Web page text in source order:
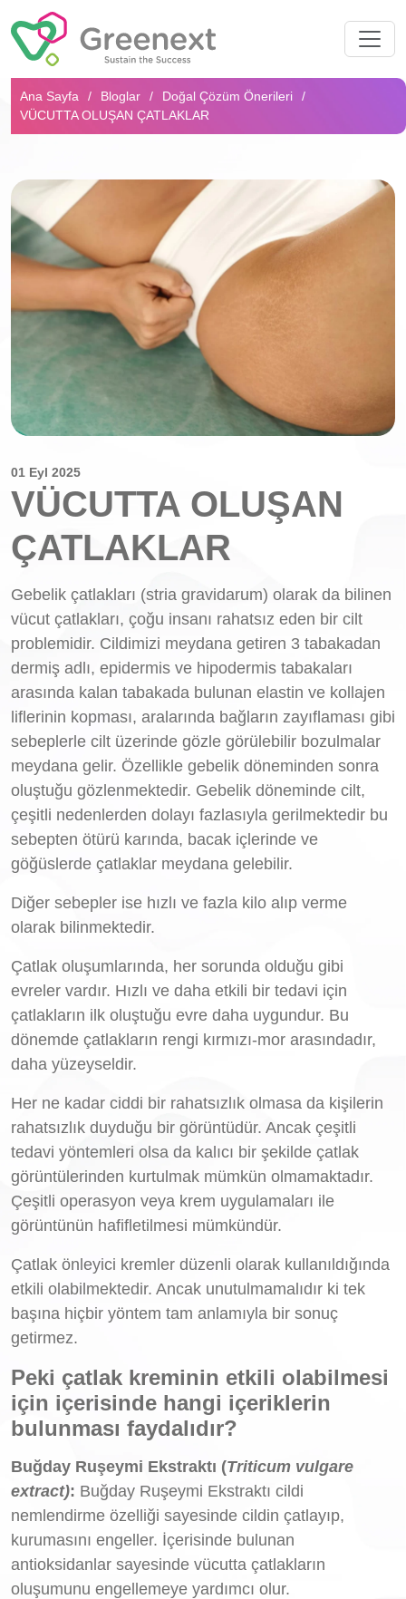
Arama...
Ana Sayfa Bloglar
Doğal Çözüm Önerileri
VÜCUTTA OLUŞAN ÇATLAKLAR
01 Eyl 2025
VÜCUTTA OLUŞAN
ÇATLAKLAR
Gebelik çatlakları (stria gravidarum) olarak da bilinen
vücut çatlakları, çoğu insanı rahatsız eden bir cilt
problemidir. Cildimizi meydana getiren 3 tabakadan
dermiş adlı, epidermis ve hipodermis tabakaları
arasında kalan tabakada bulunan elastin ve kollajen
liflerinin kopması, aralarında bağların zayıflaması gibi
sebeplerle cilt üzerinde gözle görülebilir bozulmalar
meydana gelir. Özellikle gebelik döneminden sonra
oluştuğu gözlenmektedir. Gebelik döneminde cilt,
çeşitli nedenlerden dolayı fazlasıyla gerilmektedir bu
sebepten ötürü karında, bacak içlerinde ve
göğüslerde çatlaklar meydana gelebilir.
Diğer sebepler ise hızlı ve fazla kilo alıp verme
olarak bilinmektedir.
Çatlak oluşumlarında, her sorunda olduğu gibi
evreler vardır. Hızlı ve daha etkili bir tedavi için
çatlakların ilk oluştuğu evre daha uygundur. Bu
dönemde çatlakların rengi kırmızı-mor arasındadır,
daha yüzeyseldir.
Her ne kadar ciddi bir rahatsızlık olmasa da kişilerin
rahatsızlık duyduğu bir görüntüdür. Ancak çeşitli
tedavi yöntemleri olsa da kalıcı bir şekilde çatlak
görüntülerinden kurtulmak mümkün olmamaktadır.
Çeşitli operasyon veya krem uygulamaları ile
görüntünün hafifletilmesi mümkündür.
Çatlak önleyici kremler düzenli olarak kullanıldığında
etkili olabilmektedir. Ancak unutulmamalıdır ki tek
başına hiçbir yöntem tam anlamıyla bir sonuç
getirmez.
Peki çatlak kreminin etkili olabilmesi
için içerisinde hangi içeriklerin
bulunması faydalıdır?
Buğday Ruşeymi Ekstraktı (Triticum vulgare
extract): Buğday Ruşeymi Ekstraktı cildi
nemlendirme özelliği sayesinde cildin çatlayıp,
kurumasını engeller. İçerisinde bulunan
antioksidanlar sayesinde vücutta çatlakların
oluşumunu engellemeye yardımcı olur.